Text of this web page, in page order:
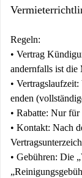
Regeln:
• Vertrag
andernfalls ist die
• Vertragslaufzeit:
enden
• Rabatte: Nur für
• Kontakt: Nach
• Gebühren: Die